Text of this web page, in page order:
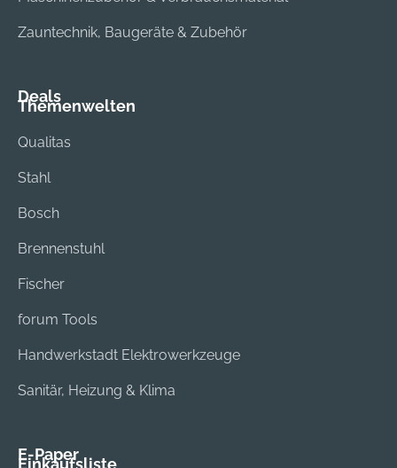
Zauntechnik, Baugeräte & Zubehör
Deals
Themenwelten
Qualitas
Stahl
Bosch
Brennenstuhl
Fischer
forum Tools
Handwerkstadt Elektrowerkzeuge
Sanitär, Heizung & Klima
E-Paper
Einkaufsliste